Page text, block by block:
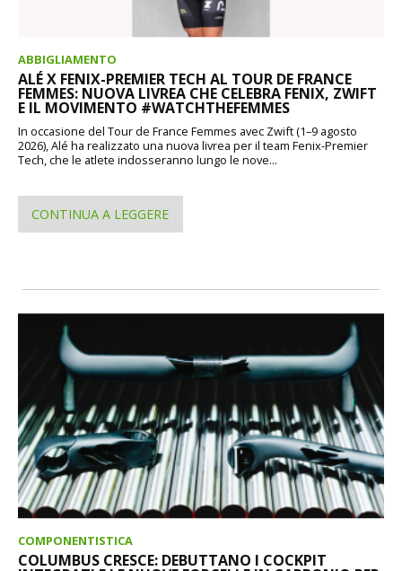
ABBIGLIAMENTO
ALÉ X FENIX-PREMIER TECH AL TOUR DE FRANCE
FEMMES: NUOVA LIVREA CHE CELEBRA FENIX, ZWIFT
E IL MOVIMENTO #WATCHTHEFEMMES
In occasione del Tour de France Femmes avec Zwift (1–9 agosto
2026), Alé ha realizzato una nuova livrea per il team Fenix-Premier
Tech, che le atlete indosseranno lungo le nove...
CONTINUA A LEGGERE
COMPONENTISTICA
COLUMBUS CRESCE: DEBUTTANO I COCKPIT